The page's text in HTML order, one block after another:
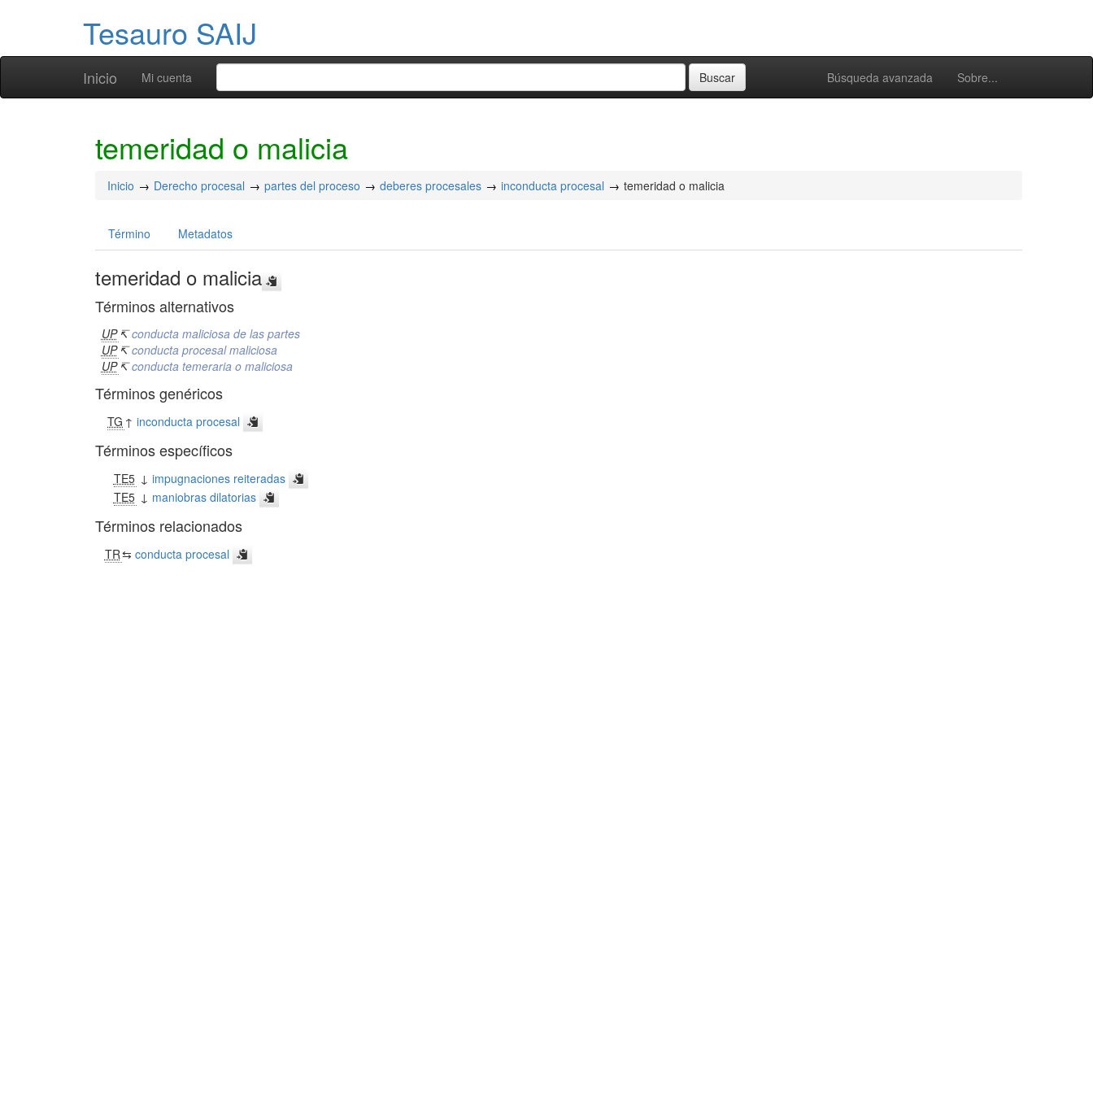
Tesauro SAIJ
Inicio Búsqueda avanzada Sobre...
Mi cuenta
temeridad o malicia
Inicio Derecho procesal partes del proceso deberes procesales inconducta procesal temeridad o malicia
Término Metadatos
temeridad o malicia
Términos alternativos
UP ↸conducta maliciosa de las partes
UP ↸conducta procesal maliciosa
UP ↸conducta temeraria o maliciosa
Términos genéricos
TG ↑inconducta procesal
Términos específicos
TE5 ↓ impugnaciones reiteradas
TE5 ↓ maniobras dilatorias
Términos relacionados
TR⇆ conducta procesal